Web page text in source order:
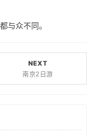
与众不同。
NEXT
南京2日游